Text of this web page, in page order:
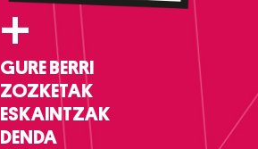
+
GURE BERRI
ZOZKETAK
ESKAINTZAK
DENDA